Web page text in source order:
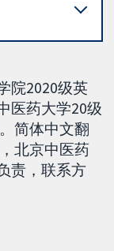
院2020级英
医药大学20级
简体中文翻
北京中医药
责，联系方